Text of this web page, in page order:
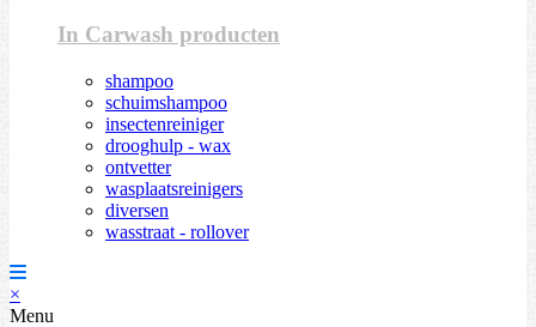
In Carwash producten
shampoo
schuimshampoo
insectenreiniger
drooghulp - wax
ontvetter
wasplaatsreinigers
diversen
wasstraat - rollover
×
Menu